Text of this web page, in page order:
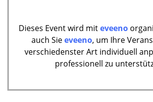
Dieses Event wird miteveeno
auch Sieeveeno, um Ihre
verschiedenster Art individuell
professionell zu